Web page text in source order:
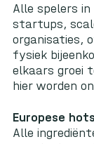
Alle spelers
startups,
organisaties,
fysiek
elkaars groei
hier worden
Europese
Alle